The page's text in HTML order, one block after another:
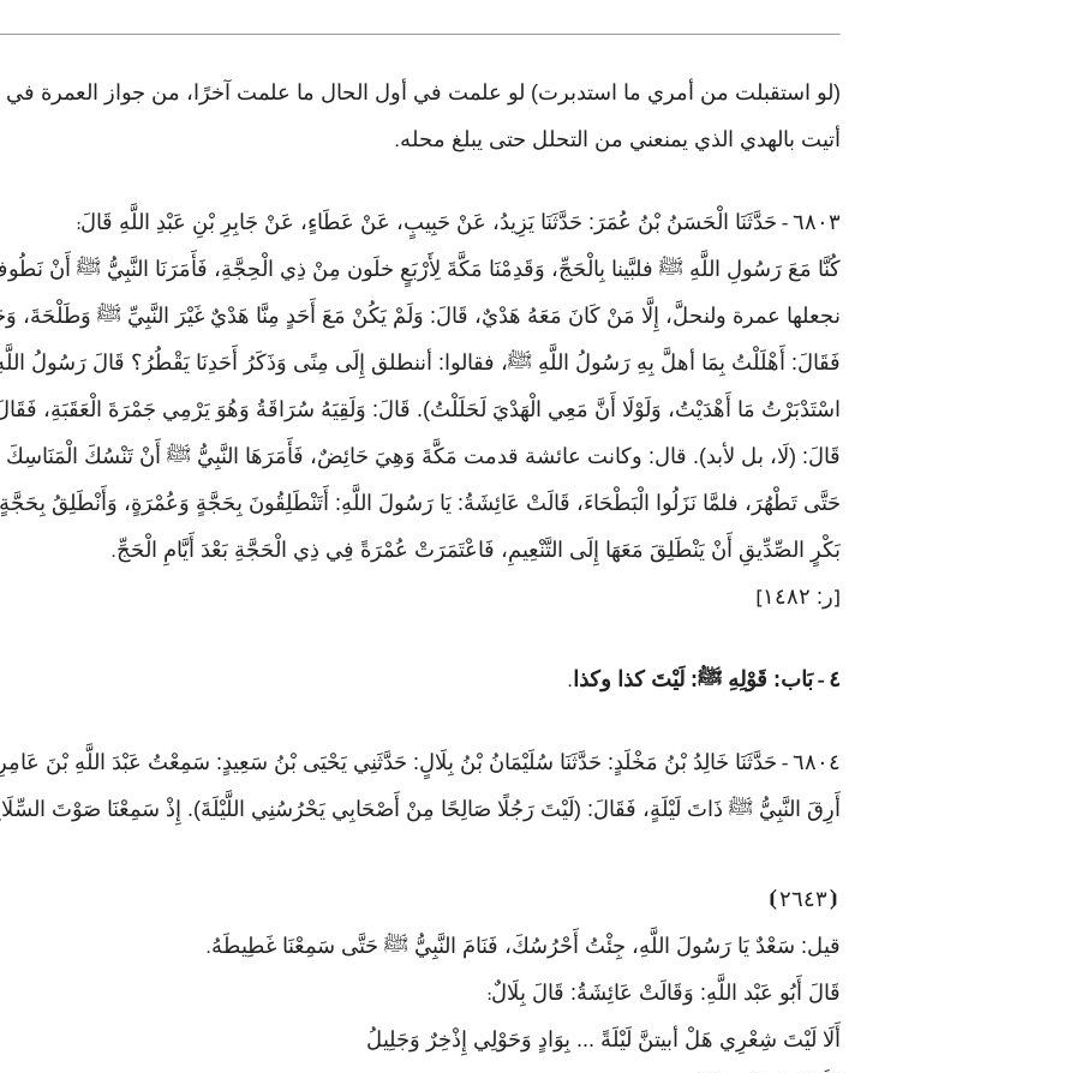
(لو استقبلت من أمري ما استدبرت) لو علمت في أول الحال ما علمت آخرًا، من جواز العمرة
أتيت بالهدي الذي يمنعني من التحلل حتى يبلغ محله.
٦٨٠٣ - حَدَّثَنَا الْحَسَنُ بْنُ عُمَرَ: حَدَّثَنَا يَزِيدُ، عَنْ حَبِيبٍ، عَنْ عَطَاءٍ، عَنْ جَابِرِ بْنِ عَبْدِ اللَّهِ قَالَ:
كُنَّا مَعَ رَسُولِ اللَّهِ ﷺ فلبَّينا بِالْحَجِّ، وَقَدِمْنَا مَكَّةَ لِأَرْبَعٍ خلَون مِنْ ذِي الْحِجَّةِ، فَأَمَرَنَا النَّبِيُّ ﷺ أَنْ
نجعلها عمرة ولنحلَّ، إِلَّا مَنْ كَانَ مَعَهُ هَدْيٌ، قَالَ: وَلَمْ يَكُنْ مَعَ أَحَدٍ مِنَّا هَدْيٌ غَيْرَ النَّبِيِّ ﷺ وَطَلْحَةَ،
فَقَالَ: أَهْلَلْتُ بِمَا أهلَّ بِهِ رَسُولُ اللَّهِ ﷺ، فقالوا: أننطلق إِلَى مِنًى وَذَكَرُ أَحَدِنَا يَقْطُرُ؟ قَالَ رَسُولُ
اسْتَدْبَرْتُ مَا أَهْدَيْتُ، وَلَوْلَا أَنَّ مَعِي الْهَدْيَ لَحَلَلْتُ). قَالَ: وَلَقِيَهُ سُرَاقَةُ وَهُوَ يَرْمِي جَمْرَةَ الْعَقَبَةِ،
قَالَ: (لَا، بل لأبد). قال: وكانت عائشة قدمت مَكَّةَ وَهِيَ حَائِضٌ، فَأَمَرَهَا النَّبِيُّ ﷺ أَنْ تَنْسُكَ الْمَنَاسِكَ
حَتَّى تَطْهُرَ، فلمَّا نَزَلُوا الْبَطْحَاءَ، قَالَتْ عَائِشَةُ: يَا رَسُولَ اللَّهِ: أَتَنْطَلِقُونَ بِحَجَّةٍ وَعُمْرَةٍ، وَأَنْطَلِقُ
بَكْرٍ الصِّدِّيقِ أَنْ يَنْطَلِقَ مَعَهَا إِلَى التَّنْعِيمِ، فَاعْتَمَرَتْ عُمْرَةً فِي ذِي الْحَجَّةِ بَعْدَ أَيَّامِ الْحَجِّ.
[ر: ١٤٨٢ ]
٤ -بَاب: قَوْلِهِ ﷺ: لَيْتَ كذا وكذا .
٦٨٠٤ - حَدَّثَنَا خَالِدُ بْنُ مَخْلَدٍ: حَدَّثَنَا سُلَيْمَانُ بْنُ بِلَالٍ: حَدَّثَنِي يَحْيَى بْنُ سَعِيدٍ: سَمِعْتُ عَبْدَ اللَّهِ بْنَ
أَرِقَ النَّبِيُّ ﷺ ذَاتَ لَيْلَةٍ، فَقَالَ: (لَيْتَ رَجُلًا صَالِحًا مِنْ أَصْحَابِي يَحْرُسُنِي اللَّيْلَةَ). إِذْ سَمِعْنَا صَوْتَ
⦗٢٦٤٣ ⦘
قيل: سَعْدٌ يَا رَسُولَ اللَّهِ، جِئْتُ أَحْرُسُكَ، فَنَامَ النَّبِيُّ ﷺ حَتَّى سَمِعْنَا غَطِيطَهُ.
قَالَ أَبُو عَبْد اللَّهِ: وَقَالَتْ عَائِشَةُ: قَالَ بِلَالٌ:
أَلَا لَيْتَ شِعْرِي هَلْ أبيتنَّ لَيْلَةً ... بِوَادٍ وَحَوْلِي إِذْخِرٌ وَجَلِيلُ